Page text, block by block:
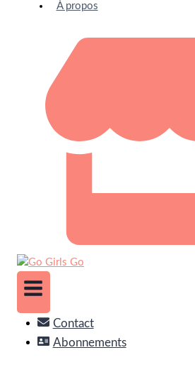
À propos
Contact
Abonnements